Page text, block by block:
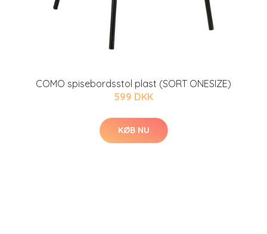
COMO spisebordsstol plast (SORT ONESIZE)
599 DKK
KØB NU